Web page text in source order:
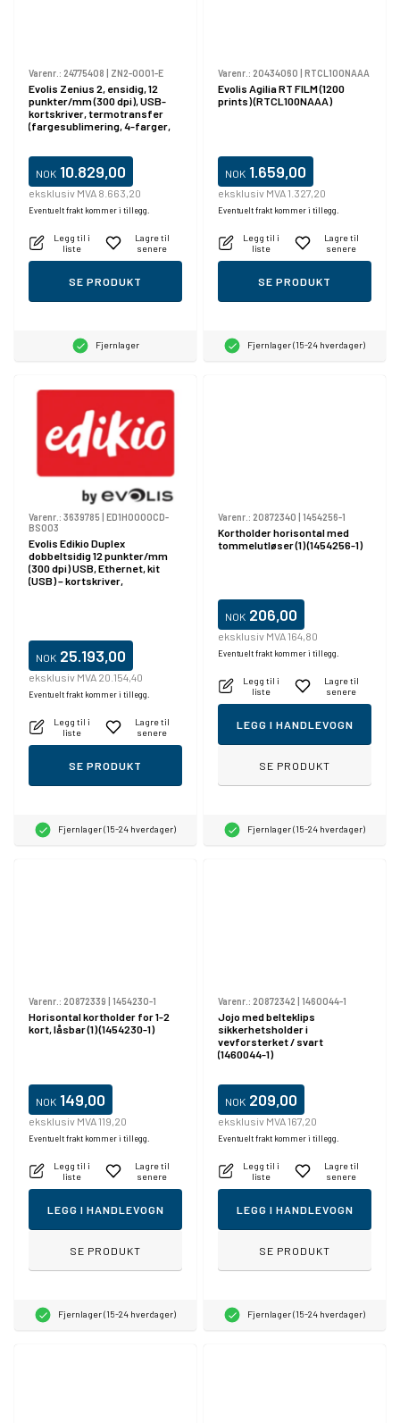
Varenr.: 24775408 | ZN2-0001-E
Evolis Zenius 2, ensidig, 12
punkter/mm (300 dpi), USB-
kortskriver, termotransfer
(fargesublimering, 4-farger,
hastighet (maks): 700
kort/time, USB 2.0, inkl.
strømforsyning, strømkabel
NOK 10.829,00
eksklusiv MVA 8.663,20
Eventuelt frakt kommer i tillegg.
Legg til i
liste
Lagre til
senere
SE PRODUKT
Fjernlager
Varenr.: 20434060 | RTCL100NAAA
Evolis Agilia RT FILM (1200
prints) (RTCL100NAAA)
NOK 1.659,00
eksklusiv MVA 1.327,20
Eventuelt frakt kommer i tillegg.
Legg til i
liste
Lagre til
senere
SE PRODUKT
Fjernlager (15-24 hverdager)
Varenr.: 3639785| ED1H0000CD-
BS003
Evolis Edikio Duplex
dobbeltsidig 12 punkter/mm
(300 dpi) USB, Ethernet, kit
(USB) – kortskriver,
600 kort/time
NOK 25.193,00
eksklusiv MVA 20.154,40
Eventuelt frakt kommer i tillegg.
Legg til i
liste
Lagre til
senere
SE PRODUKT
Fjernlager (15-24 hverdager)
Varenr.: 20872340 | 1454256-1
Kortholder horisontal med
tommelutløser (1) (1454256-1)
NOK 206,00
eksklusiv MVA 164,80
Eventuelt frakt kommer i tillegg.
Legg til i
liste
Lagre til
senere
LEGG I HANDLEVOGN
SE PRODUKT
Fjernlager (15-24 hverdager)
Varenr.: 20872339 1454230-1
Horisontal kortholder for 1-2
kort, låsbar (1) (1454230-1)
NOK 149,00
eksklusiv MVA 119,20
Eventuelt frakt kommer i tillegg.
Legg til i
liste
Lagre til
senere
LEGG I HANDLEVOGN
SE PRODUKT
Fjernlager (15-24 hverdager)
Varenr.: 20872342 1460044-1
Jojo med belteklips
sikkerhetsholder i
vevforsterket / svart
(1460044-1)
NOK 209,00
eksklusiv MVA 167,20
Eventuelt frakt kommer i tillegg.
Legg til i
liste
Lagre til
senere
LEGG I HANDLEVOGN
SE PRODUKT
Fjernlager (15-24 hverdager)